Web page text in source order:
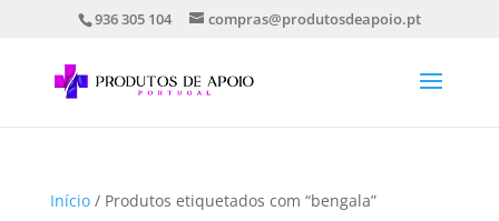
936 305 104 compras@produtosdeapoio.pt
Início/ Produtos etiquetados com “bengala”